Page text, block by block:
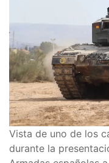
Vista de uno de los
durante la